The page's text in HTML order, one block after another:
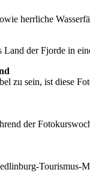
herrliche
der Fjorde in
zu sein, ist diese
der